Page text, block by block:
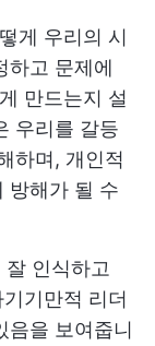
게 우리의 시
하고 문제에
만드는지 설
우리를 갈등
하며, 개인적
방해가 될 수
인식하고
기만적 리더
음을 보여줍니